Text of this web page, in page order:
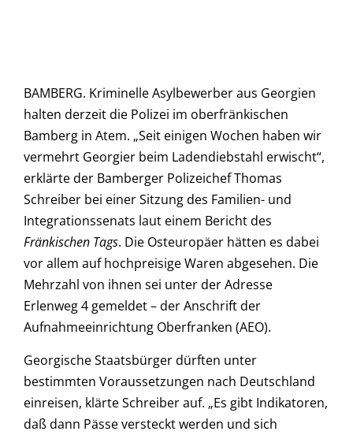
BAMBERG. Kriminelle Asylbewerber aus Georgien
halten derzeit die Polizei im oberfränkischen
Bamberg in Atem. „Seit einigen Wochen haben wir
vermehrt Georgier beim Ladendiebstahl erwischt“,
erklärte der Bamberger Polizeichef Thomas
Schreiber bei einer Sitzung des Familien- und
Integrationssenats laut einem Bericht des
Fränkischen Tags. Die Osteuropäer hätten es dabei
vor allem auf hochpreisige Waren abgesehen. Die
Mehrzahl von ihnen sei unter der Adresse
Erlenweg 4 gemeldet – der Anschrift der
Aufnahmeeinrichtung Oberfranken (AEO).
Georgische Staatsbürger dürften unter
bestimmten Voraussetzungen nach Deutschland
einreisen, klärte Schreiber auf. „Es gibt Indikatoren,
daß dann Pässe versteckt werden und sich